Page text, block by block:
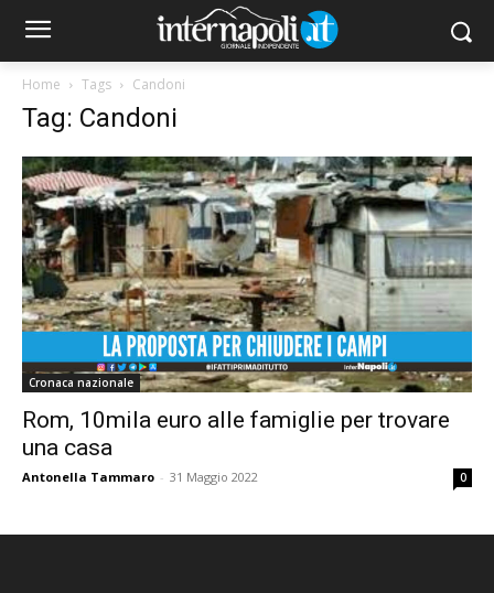
Home Tags Candoni
Tag: Candoni
Cronaca nazionale
Rom, 10mila euro alle famiglie per trovare
una casa
Antonella Tammaro - 31 Maggio 2022 0